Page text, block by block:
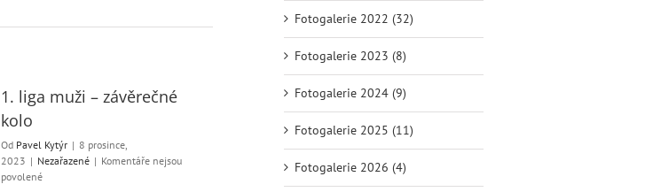
1. liga muži – závěrečné
kolo
Od Pavel Kytýr | 8 prosince,
2023 | Nezařazené | Komentáře nejsou
povolenéu
Fotogalerie 2022 (32)
Fotogalerie 2023 (8)
Fotogalerie 2024 (9)
Fotogalerie 2025 (11)
Fotogalerie 2026 (4)